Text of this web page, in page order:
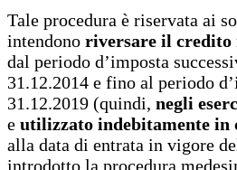
Tale procedura è riservata ai
intendono riversare il credito
dal periodo d’imposta
31.12.2014 e fino al periodo
31.12.2019 (quindi, negli
e utilizzato indebitamente in
alla data di entrata in vigore
introdotto la procedura